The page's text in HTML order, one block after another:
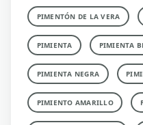
PIMENTÓN DE LA VERA
PIMIENTA PIMIENTA
PIMIENTA NEGRA
PIMIENTO AMARILLO